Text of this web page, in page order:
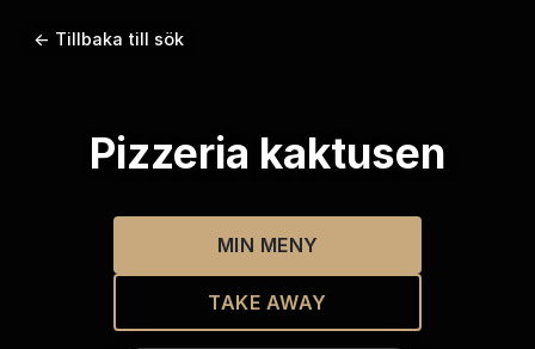
← Tillbaka till sök
Pizzeria kaktusen
MIN MENY
TAKE AWAY